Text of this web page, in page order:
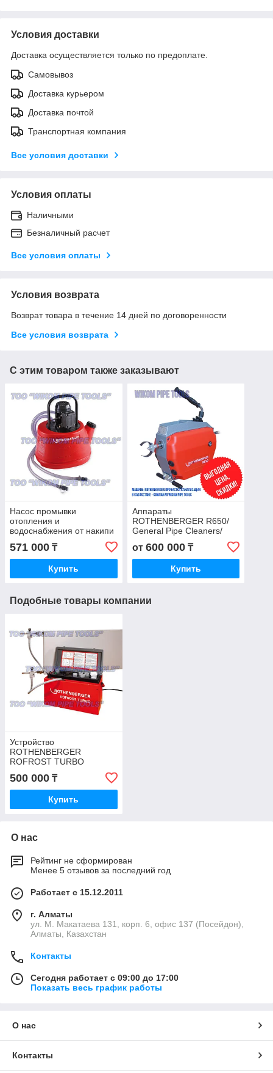
Условия доставки
Доставка осуществляется только по предоплате.
Самовывоз
Доставка курьером
Доставка почтой
Транспортная компания
Все условия доставки
Условия оплаты
Наличными
Безналичный расчет
Все условия оплаты
Условия возврата
Возврат товара в течение 14 дней по договоренности
Все условия возврата
С этим товаром также заказывают
Насос промывки
отопления и
водоснабжения от накипи
ROTHENBERGER ROCAL
20
571 000 ₸
Купить
Аппараты
ROTHENBERGER R650/
General Pipe Cleaners/
Piton для прочистки
канализации -
wikomtools.kz
от 600 000₸
Купить
Подобные товары компании
Устройство
ROTHENBERGER
ROFROST TURBO
500 000 ₸
Купить
О нас
Рейтинг не сформирован
Менее 5 отзывов за последний год
Работает с 15.12.2011
г. Алматы
ул. М. Макатаева 131, корп. 6, офис 137 (Посейдон),
Алматы, Казахстан
Контакты
Сегодня работает с 09:00 до 17:00
Показать весь график работы
О нас
Контакты